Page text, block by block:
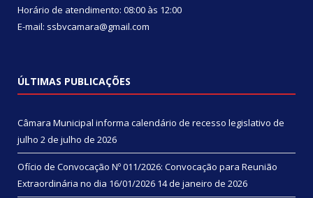
Horário de atendimento: 08:00 às 12:00
E-mail: ssbvcamara@gmail.com
ÚLTIMAS PUBLICAÇÕES
Câmara Municipal informa calendário de recesso legislativo de
julho 2 de julho de 2026
Ofício de Convocação Nº 011/2026: Convocação para Reunião
Extraordinária no dia 16/01/2026 14 de janeiro de 2026